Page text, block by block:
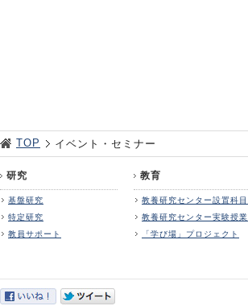
TOP イベント・セミナー
研究
基盤研究
特定研究
教員サポート
教育
教養研究センター設置科目
教養研究センター実験授業
「学び場」プロジェクト